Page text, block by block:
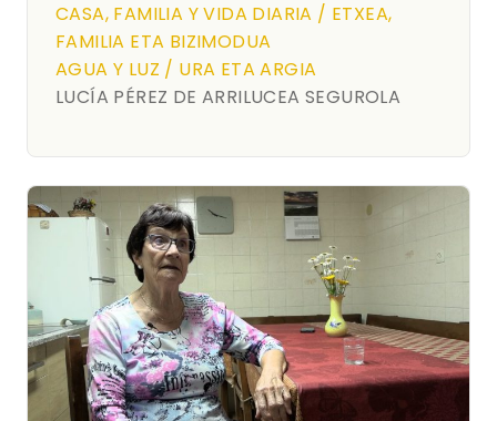
CASA, FAMILIA Y VIDA DIARIA / ETXEA,
FAMILIA ETA BIZIMODUA
AGUA Y LUZ / URA ETA ARGIA
LUCÍA PÉREZ DE ARRILUCEA SEGUROLA